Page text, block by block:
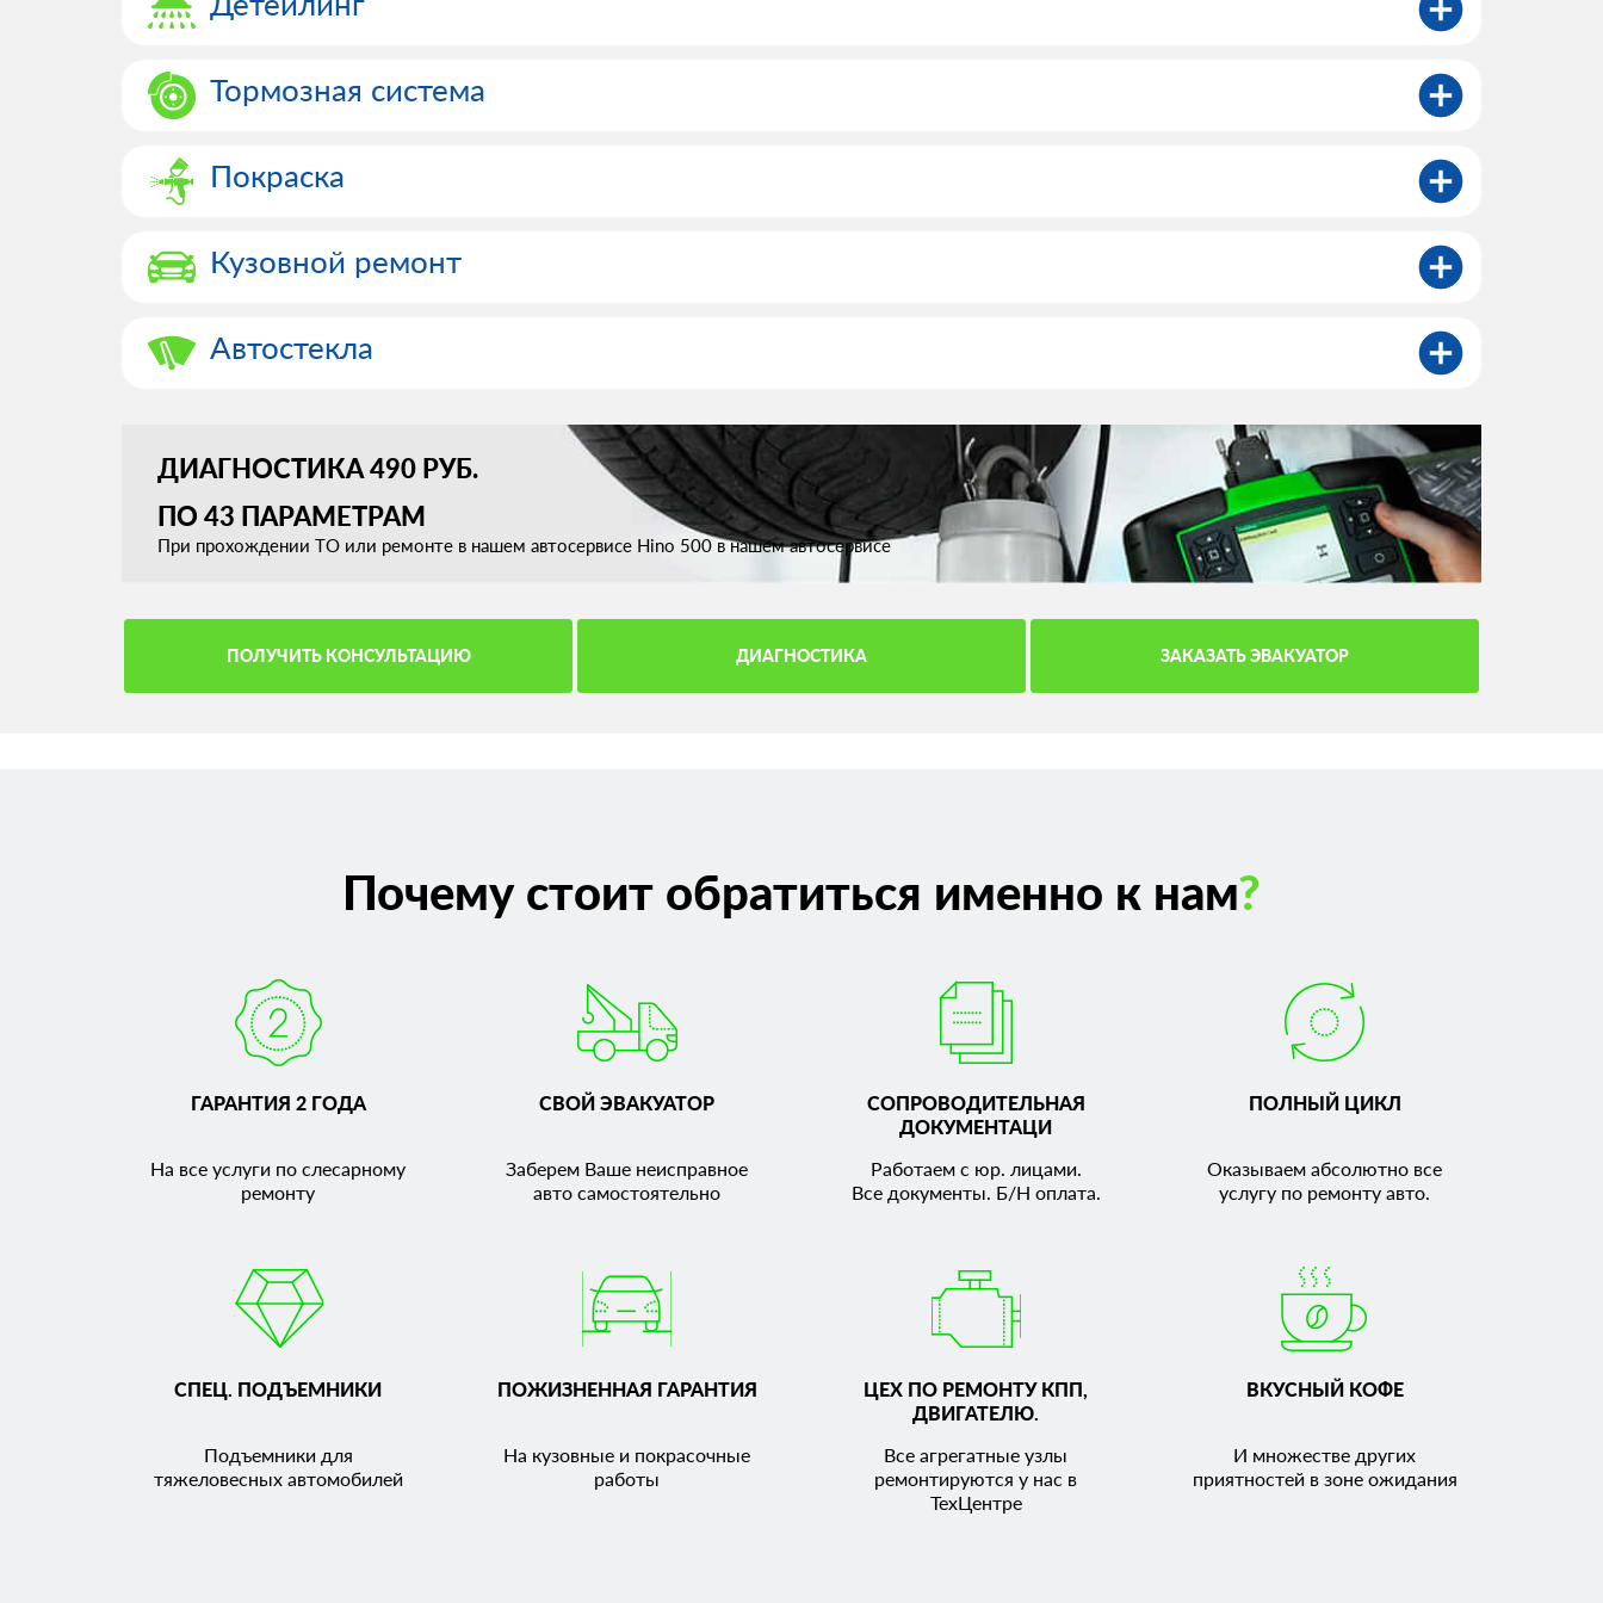
Тормозная система
Покраска
Кузовной ремонт
Автостекла
ДИАГНОСТИКА 490 РУБ.
ПО 43 ПАРАМЕТРАМ
При прохождении ТО или ремонте в нашем автосервисе Hino 500 в нашем автосервисе
ПОЛУЧИТЬ КОНСУЛЬТАЦИЮ ДИАГНОСТИКА ЗАКАЗАТЬ ЭВАКУАТОР
Почему стоит обратиться именно к нам?
ГАРАНТИЯ 2 ГОДА
На все услуги по слесарному
ремонту
СВОЙ ЭВАКУАТОР
Заберем Ваше неисправное
авто самостоятельно
СОПРОВОДИТЕЛЬНАЯ
ДОКУМЕНТАЦИ
Работаем с юр. лицами.
Все документы. Б/Н оплата.
ПОЛНЫЙ ЦИКЛ
Оказываем абсолютно все
услугу по ремонту авто.
СПЕЦ. ПОДЪЕМНИКИ
Подъемники для
тяжеловесных автомобилей
ПОЖИЗНЕННАЯ ГАРАНТИЯ
На кузовные и покрасочные
работы
ЦЕХ ПО РЕМОНТУ КПП,
ДВИГАТЕЛЮ.
Все агрегатные узлы
ремонтируются у нас в
ТехЦентре
ВКУСНЫЙ КОФЕ
И множестве других
приятностей в зоне ожидания